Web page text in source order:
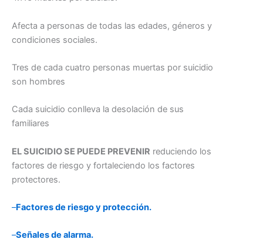
Afecta a personas de todas las edades, géneros y
condiciones sociales.
Tres de cada cuatro personas muertas por suicidio
son hombres
Cada suicidio conlleva la desolación de sus
familiares
EL SUICIDIO SE PUEDE PREVENIR reduciendo los
factores de riesgo y fortaleciendo los factores
protectores.
–Factores de riesgo y protección.
–Señales de alarma.